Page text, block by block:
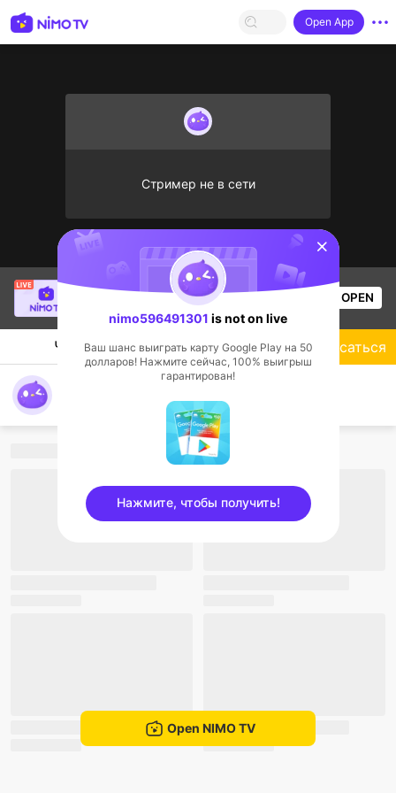
Open App
Стример не в сети
[LIN] SaBiXinh
is live!
Прямые трансляции
582 OPEN
Чат Стример
nimo596491301's Live Channel
Подписаться
Open NIMO TV
sentinelStart
nimo596491301 is not on live
Ваш шанс выиграть карту Google Play на 50
долларов! Нажмите сейчас, 100% выигрыш
гарантирован!
Нажмите, чтобы получить!